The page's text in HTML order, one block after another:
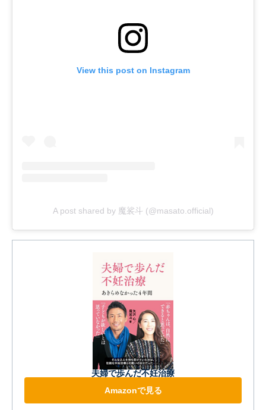
View this post on Instagram
A post shared by 魔裟斗 (@masato.official)
夫婦で歩んだ不妊治療
Amazonで見る